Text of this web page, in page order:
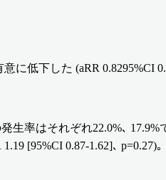
低下した (aRR 0.8295%CI
率はそれぞれ22.0%､
[95%CI 0.87-1.62]､ p=0.27)｡